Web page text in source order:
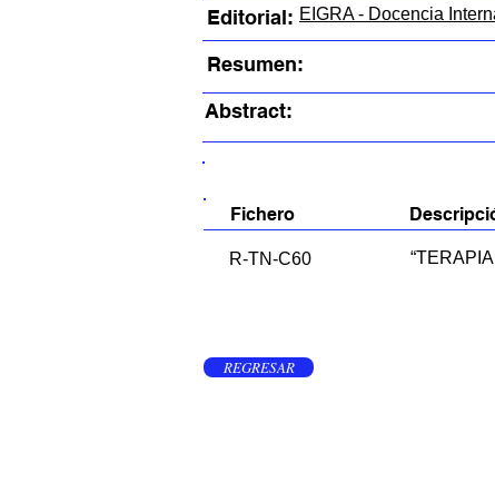
Editorial: EIGRA - Docencia
Resumen:
Abstract:
Fichero
R-TN-C60
REGRESAR